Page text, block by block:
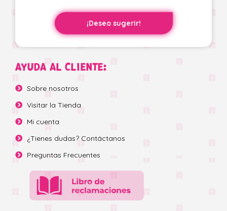
¡Deseo sugerir!
AYUDA AL CLIENTE:
Sobre nosotros
Visitar la Tienda
Mi cuenta
¿Tienes dudas? Contáctanos
Preguntas Frecuentes